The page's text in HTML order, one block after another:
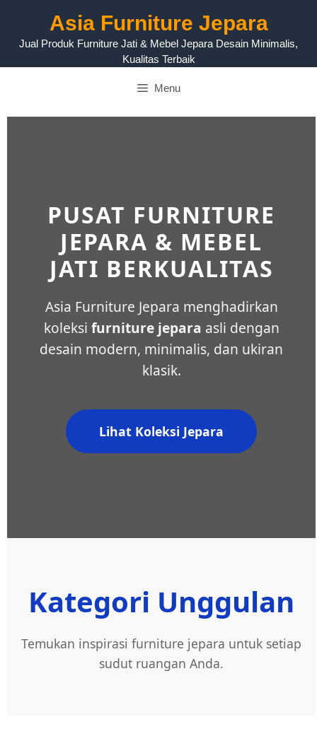
Asia Furniture Jepara
Jual Produk Furniture Jati & Mebel Jepara Desain Minimalis,
Kualitas Terbaik
Menu
PUSAT FURNITURE
JEPARA & MEBEL
JATI BERKUALITAS
Asia Furniture Jepara menghadirkan
koleksi furniture jepara asli dengan
desain modern, minimalis, dan ukiran
klasik.
Lihat Koleksi Jepara
Kategori Unggulan
Temukan inspirasi furniture jepara untuk setiap
sudut ruangan Anda.